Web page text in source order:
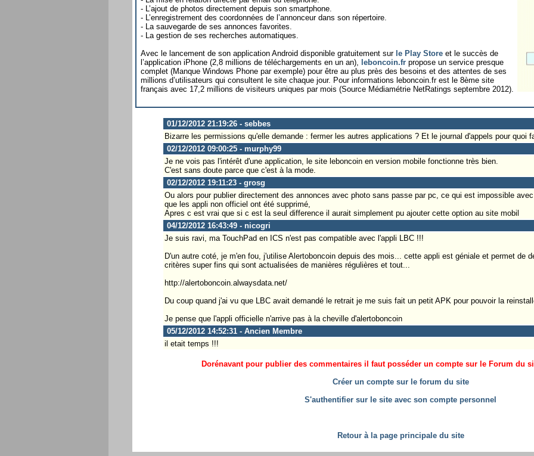
- L’ajout de photos directement depuis son smartphone.
- L’enregistrement des coordonnées de l’annonceur dans son répertoire.
- La sauvegarde de ses annonces favorites.
- La gestion de ses recherches automatiques.
Avec le lancement de son application Android disponible gratuitement sur le Play Store et le succès de
l’application iPhone (2,8 millions de téléchargements en un an), leboncoin.fr propose un service presque
complet (Manque Windows Phone par exemple) pour être au plus près des besoins et des attentes de ses
millions d’utilisateurs qui consultent le site chaque jour. Pour informations leboncoin.fr est le 8ème site
français avec 17,2 millions de visiteurs uniques par mois (Source Médiamétrie NetRatings septembre 2012).
01/12/2012 21:19:26 - sebbes
Bizarre les permissions qu'elle demande : fermer les autres applications ? Et le journal d'appels pour quoi
02/12/2012 09:00:25 - murphy99
Je ne vois pas l'intérêt d'une application, le site leboncoin en version mobile fonctionne très bien.
C'est sans doute parce que c'est à la mode.
02/12/2012 19:11:23 - grosg
Ou alors pour publier directement des annonces avec photo sans passe par pc, ce qui est impossible
que les appli non officiel ont été supprimé,
Apres c est vrai que si c est la seul difference il aurait simplement pu ajouter cette option au site mobil
04/12/2012 16:43:49 - nicogri
Je suis ravi, ma TouchPad en ICS n'est pas compatible avec l'appli LBC !!!
D'un autre coté, je m'en fou, j'utilise Alertoboncoin depuis des mois... cette appli est géniale et permet de
critères super fins qui sont actualisées de manières régulières et tout...
http://alertoboncoin.alwaysdata.net/
Du coup quand j'ai vu que LBC avait demandé le retrait je me suis fait un petit APK pour pouvoir la
Je pense que l'appli officielle n'arrive pas à la cheville d'alertoboncoin
05/12/2012 14:52:31 - Ancien Membre
il etait temps !!!
Dorénavant pour publier des commentaires il faut posséder un compte sur le Forum du
Créer un compte sur le forum du site
S'authentifier sur le site avec son compte personnel
Retour à la page principale du site